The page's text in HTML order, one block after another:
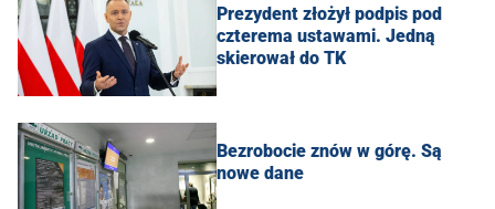
Prezydent złożył podpis pod
czterema ustawami. Jedną
skierował do TK
Bezrobocie znów w górę. Są
nowe dane